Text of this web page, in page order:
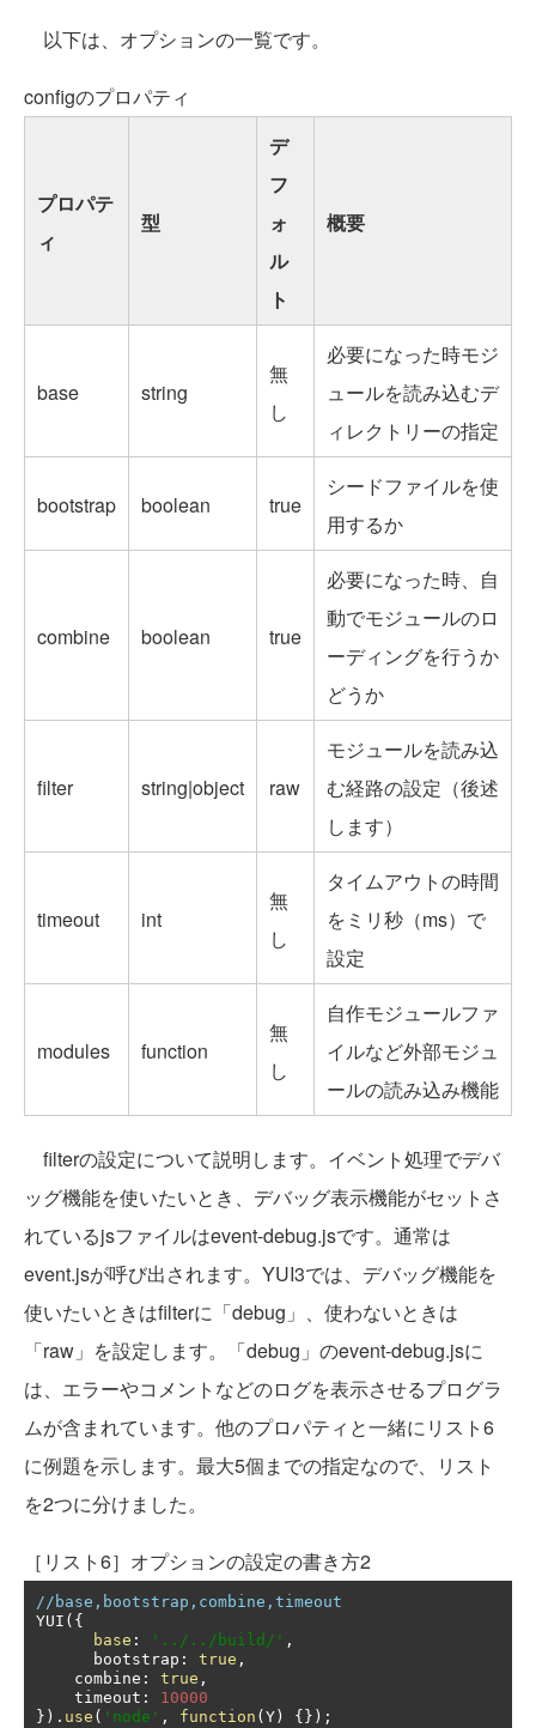
以下は、オプションの一覧です。
configのプロパティ
プロパテ
ィ
型
デ
フ
ォ
ル
ト
概要
base string
無
し
必要になった時モジ
ュールを読み込むデ
ィレクトリーの指定
bootstrap boolean true
シードファイルを使
用するか
combine boolean true
必要になった時、自
動でモジュールのロ
ーディングを行うか
どうか
filter string|object raw
モジュールを読み込
む経路の設定（後述
します）
timeout int
無
し
タイムアウトの時間
をミリ秒（ms）で
設定
modules function
無
し
自作モジュールファ
イルなど外部モジュ
ールの読み込み機能
filterの設定について説明します。イベント処理でデバ
ッグ機能を使いたいとき、デバッグ表示機能がセットさ
れているjsファイルはevent-debug.jsです。通常は
event.jsが呼び出されます。YUI3では、デバッグ機能を
使いたいときはfilterに「debug」、使わないときは
「raw」を設定します。「debug」のevent-debug.jsに
は、エラーやコメントなどのログを表示させるプログラ
ムが含まれています。他のプロパティと一緒にリスト6
に例題を示します。最大5個までの指定なので、リスト
を2つに分けました。
［リスト6］オプションの設定の書き方2
//base,bootstrap,combine,timeout
YUI ({
base : '../../build/' ,
      bootstrap
: true ,
    combine
: true ,
    timeout
:
10000
}). use ( 'node' , function ( Y ) {});